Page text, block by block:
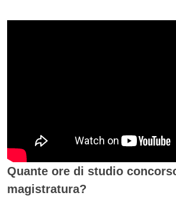
Quante ore di studio
magistratura?